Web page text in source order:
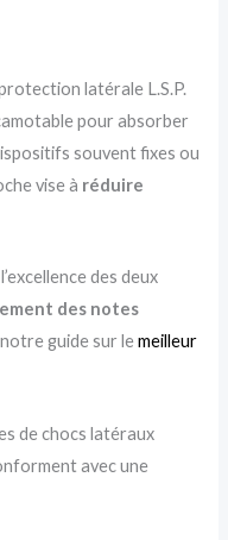
latérale L.S.P.
pour absorber
souvent fixes ou
vise à réduire
des deux
des notes
guide sur lemeilleur
de chocs latéraux
avec une